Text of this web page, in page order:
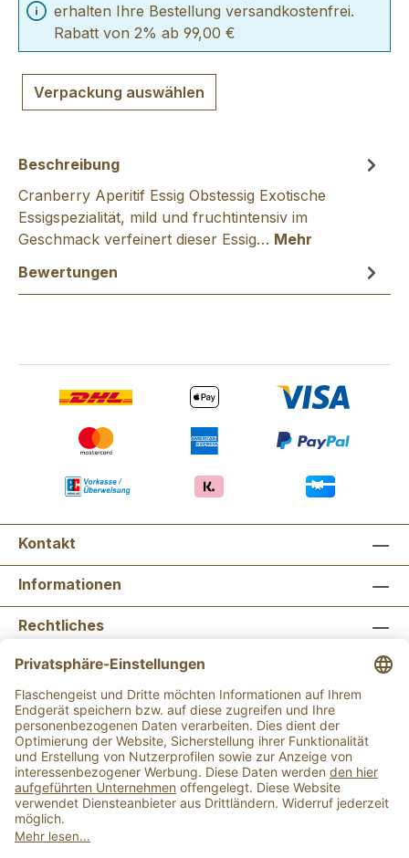
erhalten Ihre Bestellung versandkostenfrei.
Rabatt von 2% ab 99,00 €
Verpackung auswählen
Beschreibung
Cranberry Aperitif Essig Obstessig Exotische
Essigspezialität, mild und fruchtintensiv im
Geschmack verfeinert dieser Essig… Mehr
Bewertungen
Kontakt
Informationen
Rechtliches
Newsletter abonnieren
Flaschengeist Bonn Flaschengeist Münster
Alle Preise inkl. gesetzl. Mehrwertsteuer zzgl.
Versandkosten